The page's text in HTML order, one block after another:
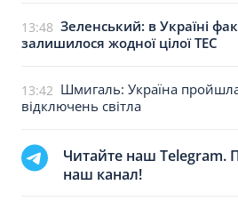
13:48 Зеленський: в Україні
залишилося жодної цілої ТЕС
13:42 Шмигаль: Україна
відключень світла
Читайте наш Telegram.
наш канал!